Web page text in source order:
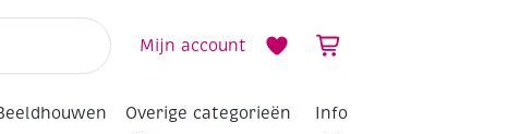
Mijn account
Overige categorieën Info